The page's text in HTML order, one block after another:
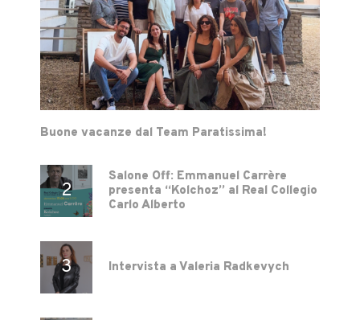
Buone vacanze dal Team Paratissima!
Salone Off: Emmanuel Carrère
presenta “Kolchoz” al Real Collegio
Carlo Alberto
Intervista a Valeria Radkevych